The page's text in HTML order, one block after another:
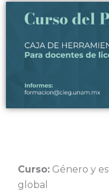
Curso: Género y
global